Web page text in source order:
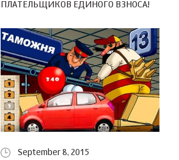
ПЛАТЕЛЬЩИКОВ ЕДИНОГО ВЗНОСА!
September 8, 2015